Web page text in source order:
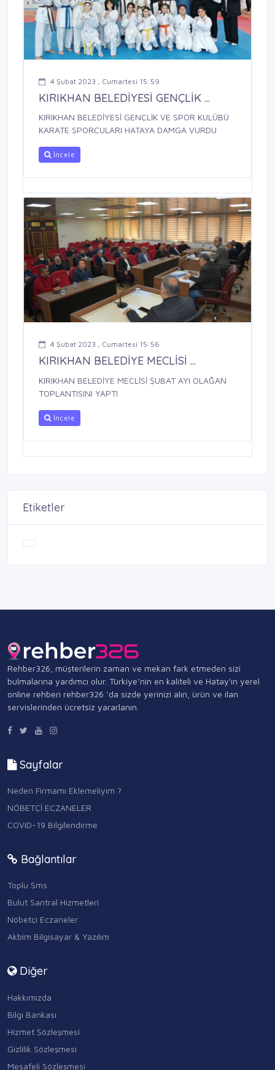
4 Şubat 2023 , Cumartesi 15:59
KIRIKHAN BELEDİYESİ GENÇLİK ...
KIRIKHAN BELEDİYESİ GENÇLİK VE SPOR KULÜBÜ
KARATE SPORCULARI HATAYA DAMGA VURDU
İncele
4 Şubat 2023 , Cumartesi 15:56
KIRIKHAN BELEDİYE MECLİSİ ...
KIRIKHAN BELEDİYE MECLİSİ ŞUBAT AYI OLAĞAN
TOPLANTISINI YAPTI
İncele
Etiketler
Rehber326, müşterilerin zaman ve mekan fark etmeden sizi
bulmalarına yardımcı olur. Türkiye’nin en kaliteli ve Hatay'ın yerel
online rehberi rehber326 ‘da sizde yerinizi alın, ürün ve ilan
servislerinden ücretsiz yararlanın.
Sayfalar
Neden Firmamı Eklemeliyim ?
NÖBETÇİ ECZANELER
COVID-19 Bilgilendirme
Bağlantılar
Toplu Sms
Bulut Santral Hizmetleri
Nöbetçi Eczaneler
Akbim Bilgisayar & Yazılım
Diğer
Hakkımızda
Bilgi Bankası
Hizmet Sözleşmesi
Gizlilik Sözleşmesi
Mesafeli Sözleşmesi